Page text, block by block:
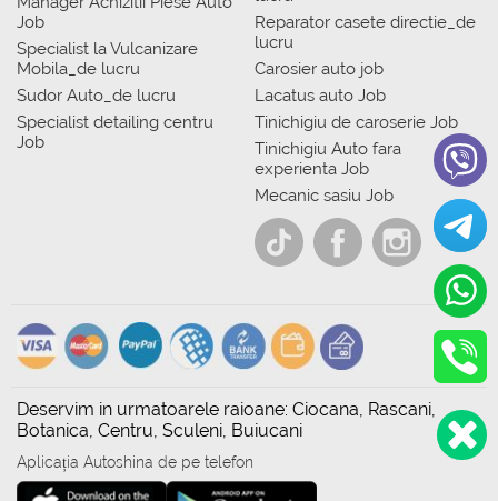
Job
Specialist la Vulcanizare
Mobila_de lucru
Sudor Auto_de lucru
Specialist detailing centru
Job
Reparator casete directie_de
lucru
Carosier auto job
Lacatus auto Job
Tinichigiu de caroserie Job
Tinichigiu Auto fara
experienta Job
Mecanic sasiu Job
Deservim in urmatoarele raioane: Ciocana, Rascani,
Botanica, Centru, Sculeni, Buiucani
Aplicația Autoshina de pe telefon